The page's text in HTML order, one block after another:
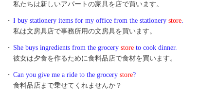
私たちは新しいアパートの家具を店で買います。
・ I buy stationery items for my office from the stationery store.
私は文房具店で事務所用の文房具を買います。
・ She buys ingredients from the grocery store to cook dinner.
彼女は夕食を作るために食料品店で食材を買います。
・ Can you give me a ride to the grocery store?
食料品店まで乗せてくれませんか？